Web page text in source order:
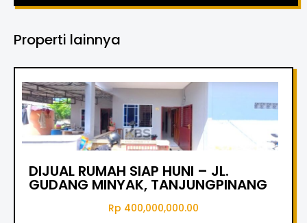
Properti lainnya
DIJUAL RUMAH SIAP HUNI – JL.
GUDANG MINYAK, TANJUNGPINANG
Rp 400,000,000.00